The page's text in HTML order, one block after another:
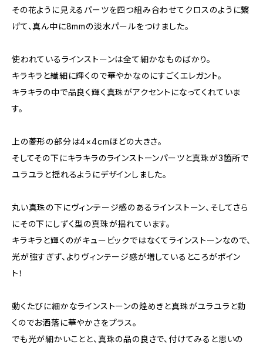
その花ように見えるパーツを四つ組み合わせてクロスのように繋
げて、真ん中に8mmの淡水パールをつけました。
使われているラインストーンは全て細かなものばかり。
キラキラと繊細に輝くので華やかなのにすごくエレガント。
キラキラの中で品良く輝く真珠がアクセントになってくれていま
す。
上の菱形の部分は4×4cmほどの大きさ。
そしてその下にキラキラのラインストーンパーツと真珠が3箇所で
ユラユラと揺れるようにデザインしました。
丸い真珠の下にヴィンテージ感のあるラインストーン、そしてさら
にその下にしずく型の真珠が揺れています。
キラキラと輝くのがキュービックではなくてラインストーンなので、
光が強すぎず、よりヴィンテージ感が増しているところがポイン
ト！
動くたびに細かなラインストーンの煌めきと真珠がユラユラと動
くのでお洒落に華やかさをプラス。
でも光が細かいことと、真珠の品の良さで、付けてみると思いの